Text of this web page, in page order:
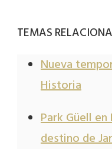
TEMAS
Nueva
Historia
Park Güell
destino de